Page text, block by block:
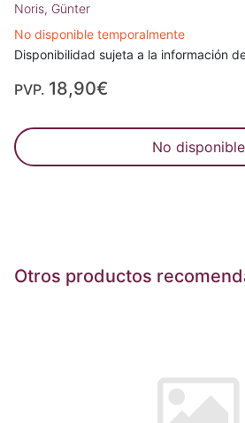
Noris, Günter
No disponible temporalmente
Disponibilidad sujeta a la información
PVP. 18,90€
No disponible
Otros productos